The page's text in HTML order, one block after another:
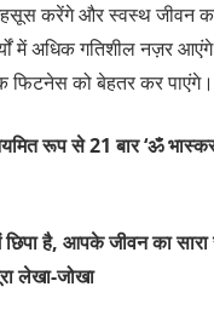
करेंगे और स्‍वस्‍थ जीवन
में अधिक गतिशील नज़र
फिटनेस को बेहतर कर पाएंगे।
रूप से 21 बार ‘ॐ
छिपा है, आपके जीवन का सारा
लेखा-जोखा